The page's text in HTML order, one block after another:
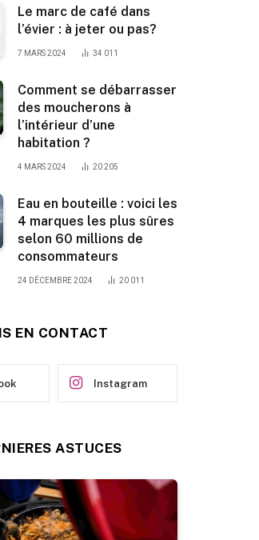
Le marc de café dans
l’évier : à jeter ou pas?
7 MARS 2024 34 011
Comment se débarrasser
des moucherons à
l’intérieur d’une
habitation ?
4 MARS 2024 20 205
Eau en bouteille : voici les
4 marques les plus sûres
selon 60 millions de
consommateurs
24 DÉCEMBRE 2024 20 011
EN CONTACT
Instagram
ASTUCES